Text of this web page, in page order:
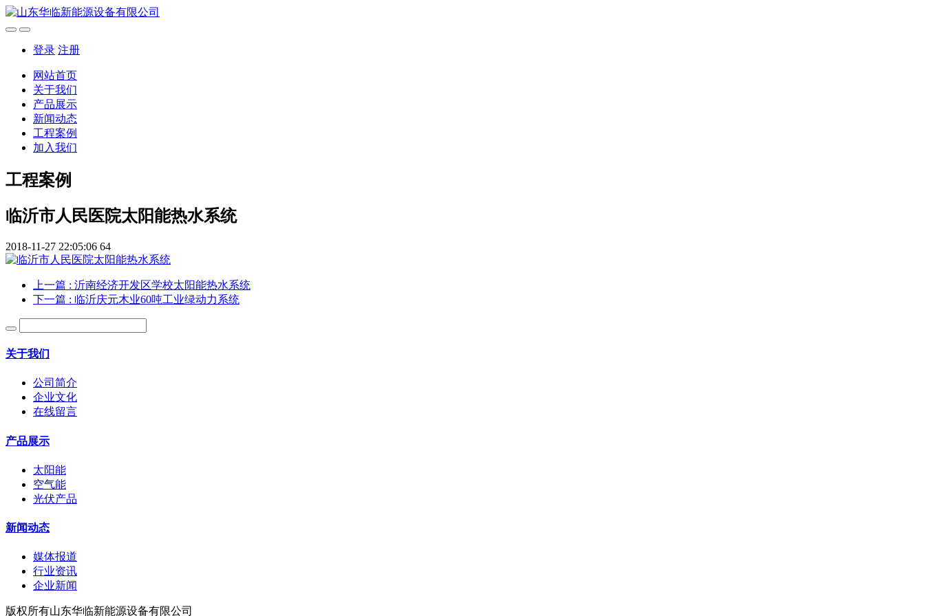
登录 注册
网站首页
关于我们
产品展示
新闻动态
工程案例
加入我们
工程案例
临沂市人民医院太阳能热水系统
2018-11-27 22:05:06 64
上一篇 : 沂南经济开发区学校太阳能热水系统
下一篇 : 临沂庆元木业60吨工业绿动力系统
关于我们
公司简介
企业文化
在线留言
产品展示
太阳能
空气能
光伏产品
新闻动态
媒体报道
行业资讯
企业新闻
版权所有山东华临新能源设备有限公司